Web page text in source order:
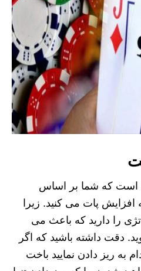
است که شما بر اساس
پات می کنید. زیرا
را دارید که باعث می
دقت داشته باشید که اگر
به ریز دادن نمایید باخت